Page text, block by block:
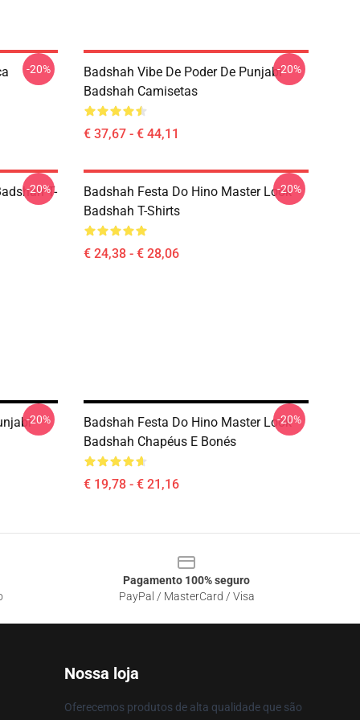
-20%
Badshah Vibe De Poder De Punjabi
Badshah Camisetas
€ 37,67 - € 44,11
-20%
T-
-20%
Badshah Festa Do Hino Master Look
Badshah T-Shirts
€ 24,38 - € 28,06
-20%
-20%
Badshah Festa Do Hino Master Look
Badshah Chapéus E Bonés
€ 19,78 - € 21,16
-20%
Pagamento 100% seguro
PayPal / MasterCard / Visa
Nossa loja
Oferecemos produtos de alta qualidade que são